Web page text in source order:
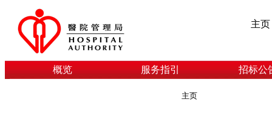
主页
概览 服务指引 招标公
主页